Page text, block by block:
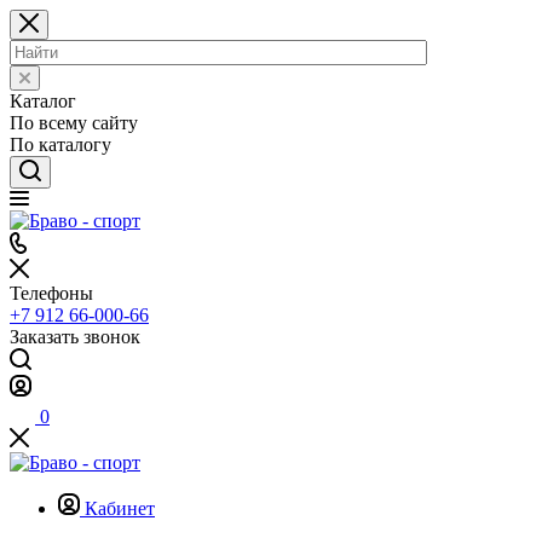
Каталог
По всему сайту
По каталогу
Телефоны
+7 912 66-000-66
Заказать звонок
0
Кабинет